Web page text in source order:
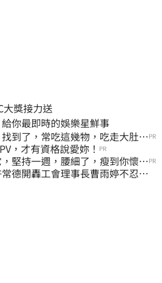
獎接力送
你最即時的娛樂星鮮事
到了，常吃這幾物，吃走大肚
PR
，才有資格說愛妳！ PR
堅持一週，腰細了，瘦到你懷疑PR
德開轟工會理事長曹雨婷不忍